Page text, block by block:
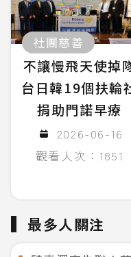
社團慈善
不讓慢飛天使掉
台日韓19個扶輪
捐助門諾早療
2026-06-16
觀看人次：1851
最多人關注